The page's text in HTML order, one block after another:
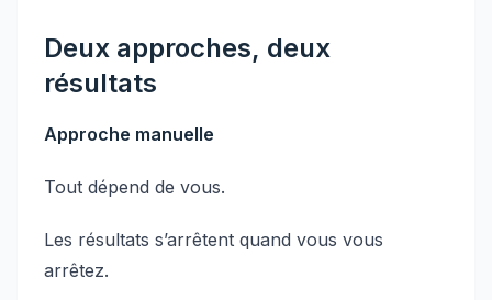
Deux approches, deux
résultats
Approche manuelle
Tout dépend de vous.
Les résultats s’arrêtent quand vous vous
arrêtez.